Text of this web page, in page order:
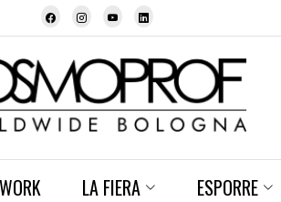
LA FIERA ESPORRE